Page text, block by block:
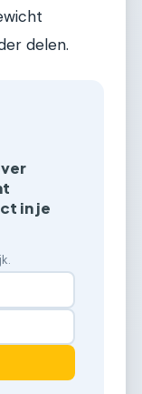
delen.
in je